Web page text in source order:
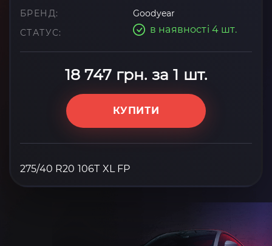
БРЕНД:
Goodyear
СТАТУС:
в наявності 4 шт.
18 747 грн. за 1 шт.
КУПИТИ
275/40 R20 106T XL FP